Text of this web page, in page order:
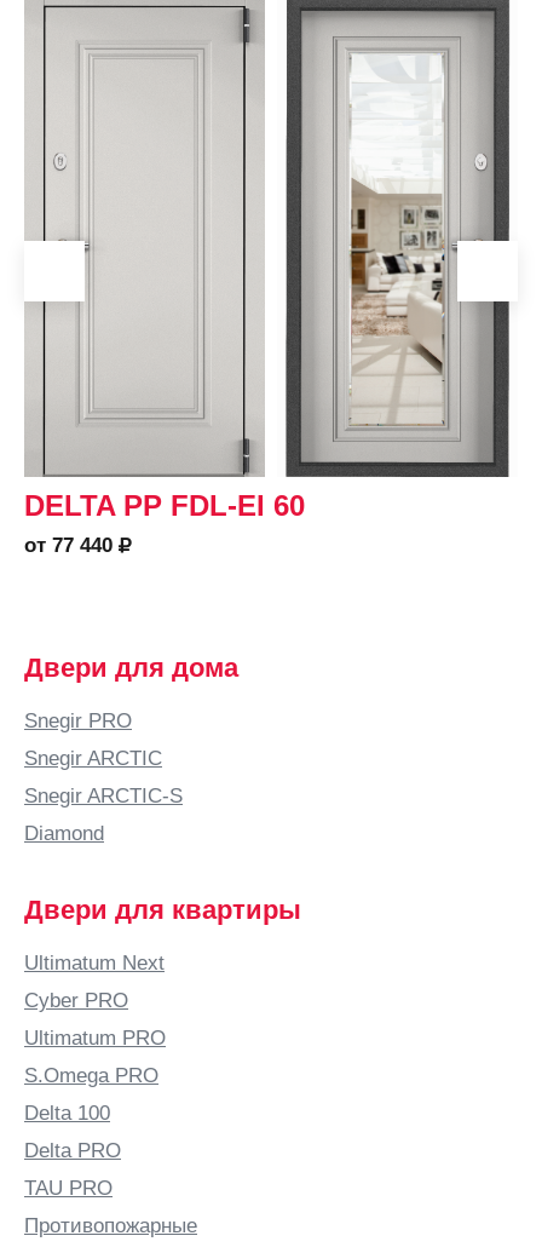
DELTA PP FDL-EI 60
от 77 440
Двери для дома
Snegir PRO
Snegir ARCTIC
Snegir ARCTIC-S
Diamond
Двери для квартиры
Ultimatum Next
Cyber PRO
Ultimatum PRO
S.Omega PRO
Delta 100
Delta PRO
TAU PRO
Противопожарные